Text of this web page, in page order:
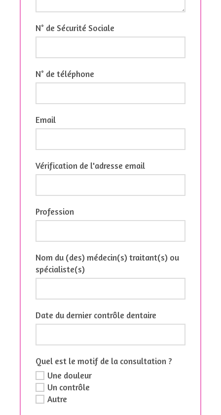
N° de Sécurité Sociale
N° de téléphone
Email
Vérification de l'adresse email
Profession
Nom du (des) médecin(s) traitant(s) ou
spécialiste(s)
Date du dernier contrôle dentaire
Quel est le motif de la consultation ?
Une douleur
Un contrôle
Autre